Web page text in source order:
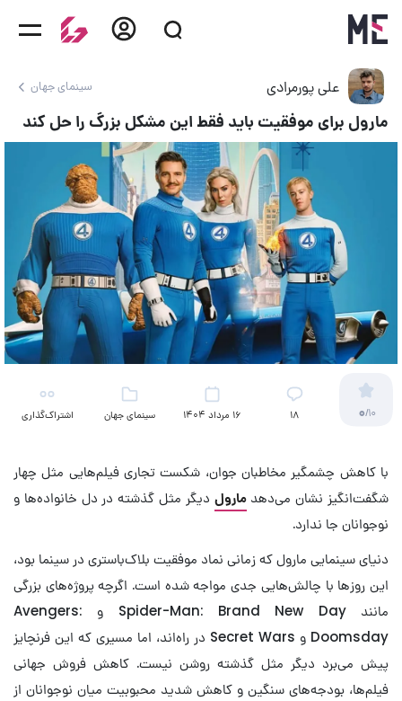
علی پورمرادی سینمای جهان
مارول برای موفقیت باید فقط این مشکل بزرگ را حل کند
0/10
18 16 مرداد 1404 سینمای جهان اشتراک‌گذاری
با کاهش چشمگیر مخاطبان جوان، شکست تجاری فیلم‌هایی مثل چهار
شگفت‌انگیز نشان می‌دهدمارول دیگر مثل گذشته در دل خانواده‌ها و
نوجوانان جا ندارد.
دنیای سینمایی مارول که زمانی نماد موفقیت بلاک‌باستری در سینما بود،
این روزها با چالش‌هایی جدی مواجه شده است. اگرچه پروژه‌های بزرگی
مانند Spider-Man: Brand New Day و Avengers:
Doomsday و Secret Wars در راه‌اند، اما مسیری که این فرنچایز
پیش می‌برد دیگر مثل گذشته روشن نیست. کاهش فروش جهانی
فیلم‌ها، بودجه‌های سنگین و کاهش شدید محبوبیت میان نوجوانان از